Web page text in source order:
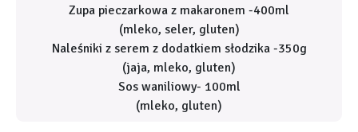
Zupa pieczarkowa z makaronem -400ml
(mleko, seler, gluten)
Naleśniki z serem z dodatkiem słodzika -350g
(jaja, mleko, gluten)
Sos waniliowy- 100ml
(mleko, gluten)